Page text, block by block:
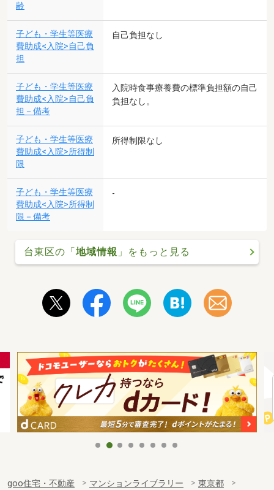
齢
子ども・学生等医療
費助成<入院>自己負
担
自己負担なし
子ども・学生等医療
費助成<入院>自己負
担－備考
入院時食事療養費の標準負担額の自己
負担なし。
子ども・学生等医療
費助成<入院>所得制
限
所得制限なし
子ども・学生等医療
費助成<入院>所得制
限－備考
-
台東区の「地域情報 」をもっと見る
goo住宅・不動産 マンションライブラリー
東京都